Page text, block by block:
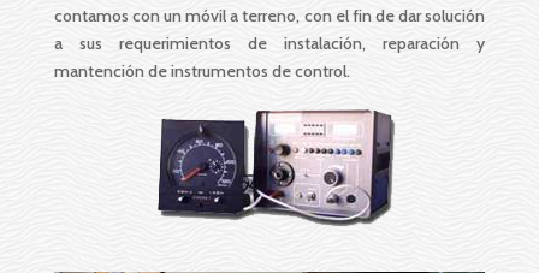
contamos con un móvil a terreno, con el fin de dar solución
a sus requerimientos de instalación, reparación y
mantención de instrumentos de control.